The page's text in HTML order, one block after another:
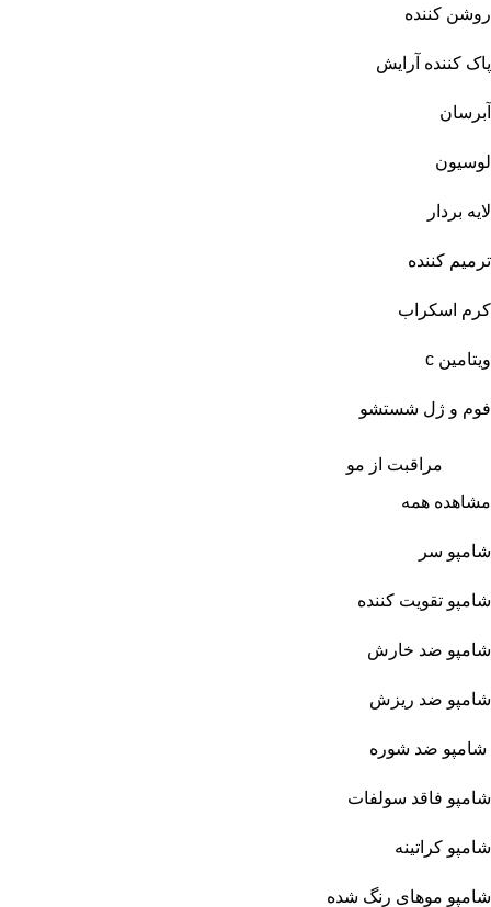
روشن کننده
پاک کننده آرایش
آبرسان
لوسیون
لایه بردار
ترمیم کننده
کرم اسکراب
ویتامین c
فوم و ژل شستشو
مراقبت از مو
مشاهده همه
شامپو سر
شامپو تقویت کننده
شامپو ضد خارش
شامپو ضد ریزش
شامپو ضد شوره
شامپو فاقد سولفات
شامپو کراتینه
شامپو موهای رنگ شده